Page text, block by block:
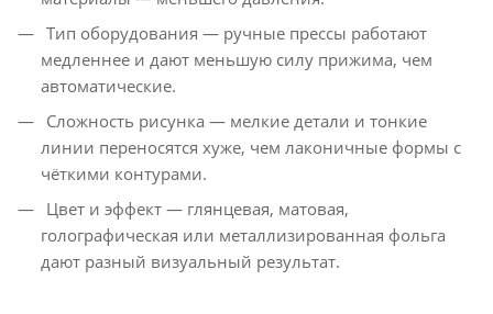
Тип оборудования — ручные прессы работают
медленнее и дают меньшую силу прижима, чем
автоматические.
Сложность рисунка — мелкие детали и тонкие
линии переносятся хуже, чем лаконичные формы с
чёткими контурами.
Цвет и эффект — глянцевая, матовая,
голографическая или металлизированная фольга
дают разный визуальный результат.